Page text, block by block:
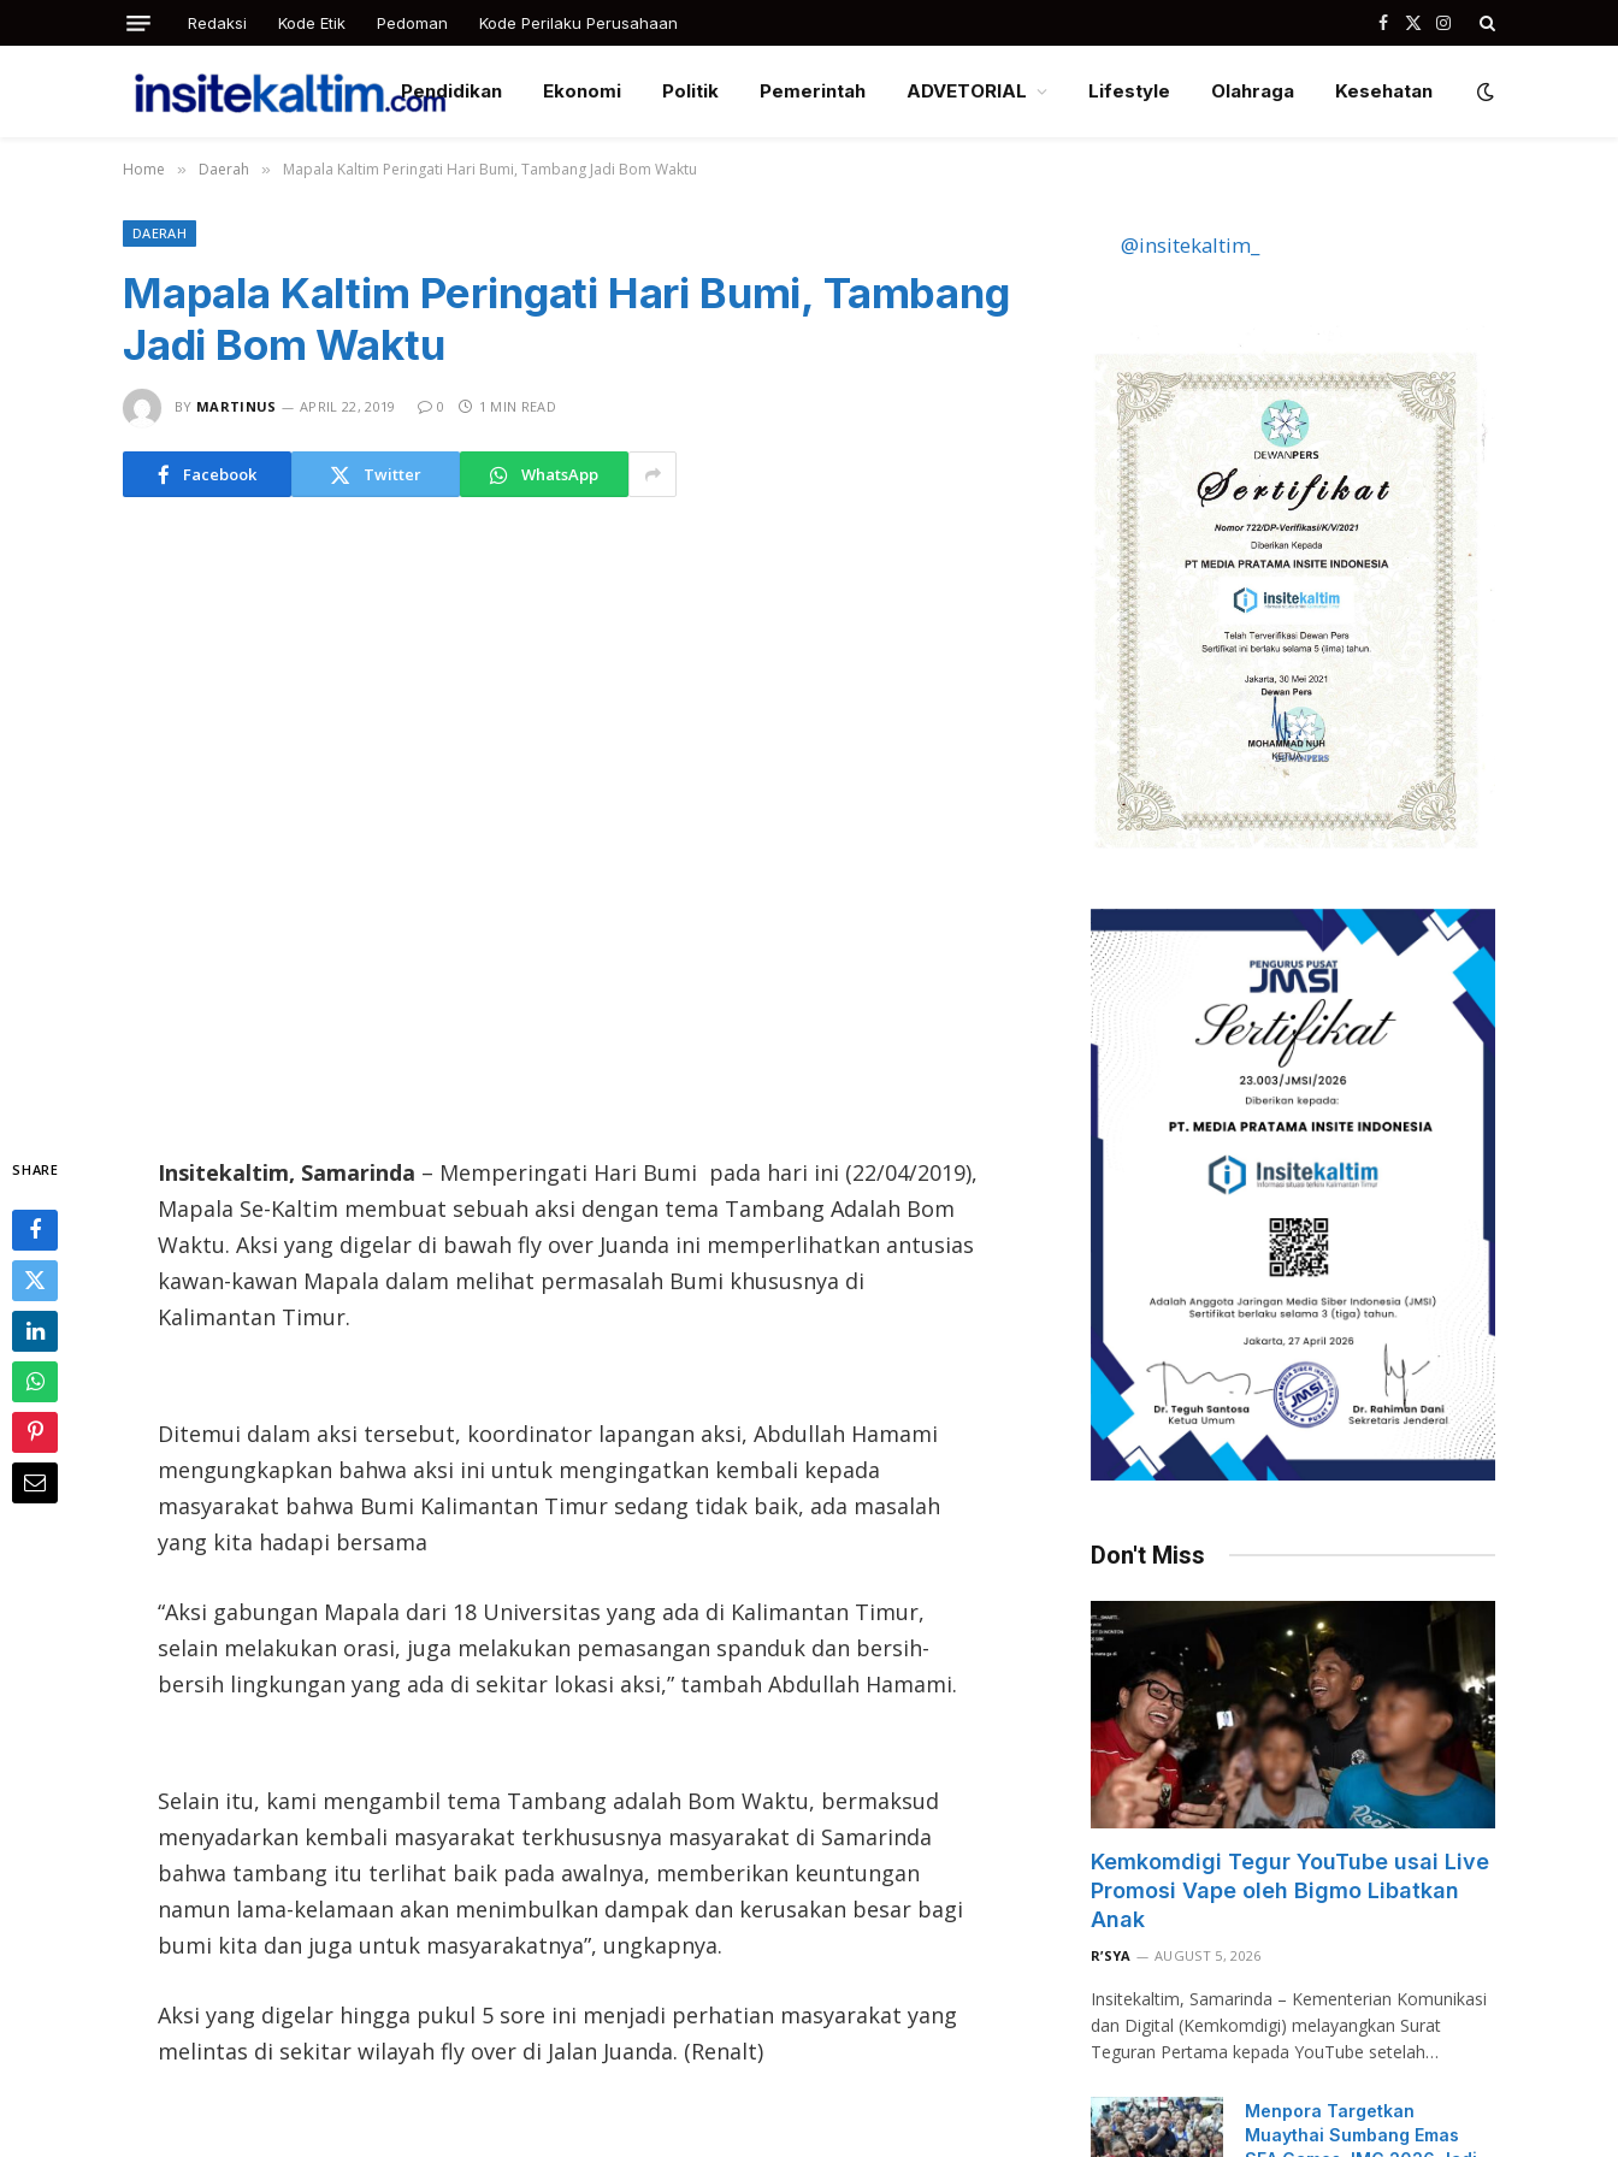
Redaksi Kode Etik Pedoman Kode Perilaku Perusahaan Facebook
X
Instagram
Pendidikan Ekonomi Politik Pemerintah ADVETORIAL Lifestyle Olahraga Kesehatan
Home » Daerah » Mapala Kaltim Peringati Hari Bumi, Tambang Jadi Bom Waktu
DAERAH
Mapala Kaltim Peringati Hari Bumi, Tambang
Jadi Bom Waktu
BY MARTINUS APRIL 22, 2019 0 1 MIN READ
Facebook Twitter WhatsApp
SHARE Insitekaltim, Samarinda – Memperingati Hari Bumi pada hari ini (22/04/2019),
Mapala Se-Kaltim membuat sebuah aksi dengan tema Tambang Adalah Bom
Waktu. Aksi yang digelar di bawah fly over Juanda ini memperlihatkan antusias
kawan-kawan Mapala dalam melihat permasalah Bumi khususnya di
Kalimantan Timur.
Ditemui dalam aksi tersebut, koordinator lapangan aksi, Abdullah Hamami
mengungkapkan bahwa aksi ini untuk mengingatkan kembali kepada
masyarakat bahwa Bumi Kalimantan Timur sedang tidak baik, ada masalah
yang kita hadapi bersama
“Aksi gabungan Mapala dari 18 Universitas yang ada di Kalimantan Timur,
selain melakukan orasi, juga melakukan pemasangan spanduk dan bersih-
bersih lingkungan yang ada di sekitar lokasi aksi,” tambah Abdullah Hamami.
Selain itu, kami mengambil tema Tambang adalah Bom Waktu, bermaksud
menyadarkan kembali masyarakat terkhususnya masyarakat di Samarinda
bahwa tambang itu terlihat baik pada awalnya, memberikan keuntungan
namun lama-kelamaan akan menimbulkan dampak dan kerusakan besar bagi
bumi kita dan juga untuk masyarakatnya”, ungkapnya.
Aksi yang digelar hingga pukul 5 sore ini menjadi perhatian masyarakat yang
melintas di sekitar wilayah fly over di Jalan Juanda. (Renalt)
@insitekaltim_
Don't Miss
Kemkomdigi Tegur YouTube usai Live
Promosi Vape oleh Bigmo Libatkan
Anak
R’SYA AUGUST 5, 2026
Insitekaltim, Samarinda – Kementerian Komunikasi
dan Digital (Kemkomdigi) melayangkan Surat
Teguran Pertama kepada YouTube setelah…
Menpora Targetkan
Muaythai Sumbang Emas